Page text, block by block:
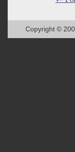
Copyright ©